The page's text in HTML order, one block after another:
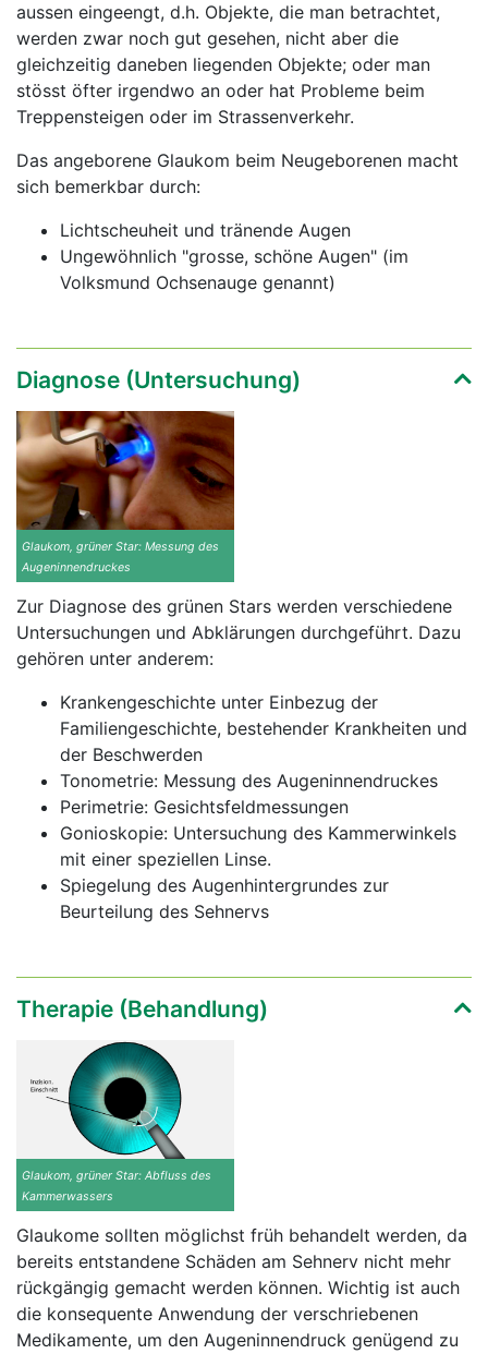
aussen eingeengt, d.h. Objekte, die man betrachtet,
werden zwar noch gut gesehen, nicht aber die
gleichzeitig daneben liegenden Objekte; oder man
stösst öfter irgendwo an oder hat Probleme beim
Treppensteigen oder im Strassenverkehr.
Das angeborene Glaukom beim Neugeborenen macht
sich bemerkbar durch:
Lichtscheuheit und tränende Augen
Ungewöhnlich "grosse, schöne Augen" (im
Volksmund Ochsenauge genannt)
Diagnose (Untersuchung)
Glaukom, grüner Star: Messung des
Augeninnendruckes
Zur Diagnose des grünen Stars werden verschiedene
Untersuchungen und Abklärungen durchgeführt. Dazu
gehören unter anderem:
Krankengeschichte unter Einbezug der
Familiengeschichte, bestehender Krankheiten und
der Beschwerden
Tonometrie: Messung des Augeninnendruckes
Perimetrie: Gesichtsfeldmessungen
Gonioskopie: Untersuchung des Kammerwinkels
mit einer speziellen Linse.
Spiegelung des Augenhintergrundes zur
Beurteilung des Sehnervs
Therapie (Behandlung)
Glaukom, grüner Star: Abfluss des
Kammerwassers
Glaukome sollten möglichst früh behandelt werden, da
bereits entstandene Schäden am Sehnerv nicht mehr
rückgängig gemacht werden können. Wichtig ist auch
die konsequente Anwendung der verschriebenen
Medikamente, um den Augeninnendruck genügend zu